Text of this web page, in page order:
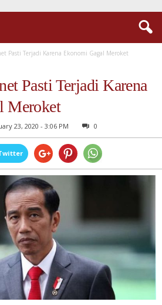
Pasti Terjadi Karena Ekonomi Gagal Meroket
Pasti Terjadi Karena
Meroket
23, 2020 - 3:06 PM 0